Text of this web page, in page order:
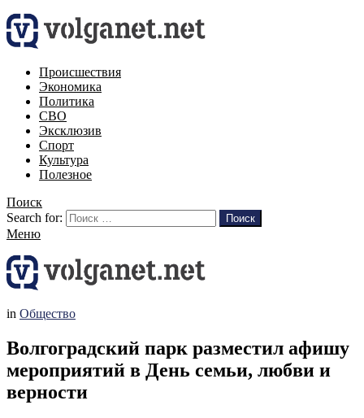
Происшествия
Экономика
Политика
СВО
Эксклюзив
Спорт
Культура
Полезное
Поиск
Search for:
Поиск
Меню
in Общество
Волгоградский парк разместил афишу
мероприятий в День семьи, любви и
верности